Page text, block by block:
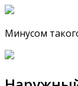
Минусом